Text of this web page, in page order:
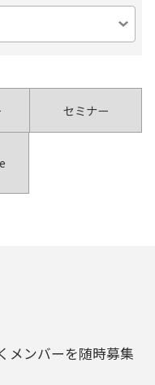
セミナー
メンバーを随時募集